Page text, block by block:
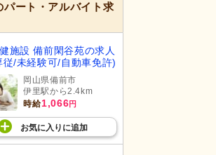
パート・アルバイト求
施設 備前閑谷苑の求人
従/未経験可/自動車免許)
岡山県備前市
伊里駅から2.4km
時給1,066円
お気に入り に追加